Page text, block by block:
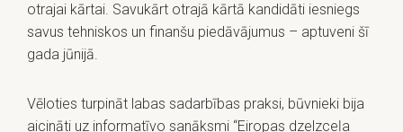
otrajai kārtai. Savukārt otrajā kārtā kandidāti iesniegs
savus tehniskos un finanšu piedāvājumus – aptuveni šī
gada jūnijā.
Vēloties turpināt labas sadarbības praksi, būvnieki bija
aicināti uz informatīvo sanāksmi “Eiropas dzelzceļa